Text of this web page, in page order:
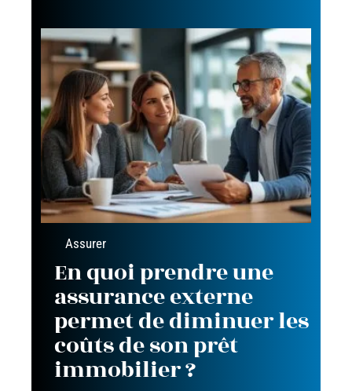
Assurer
En quoi prendre une
assurance externe
permet de diminuer les
coûts de son prêt
immobilier ?